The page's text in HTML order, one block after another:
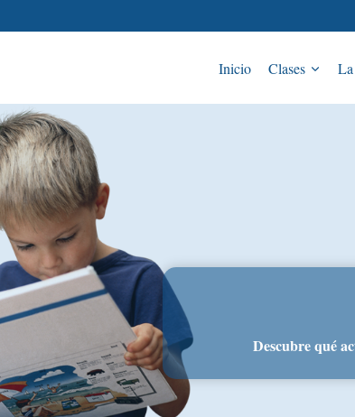
Inicio Clases
Descubre qué